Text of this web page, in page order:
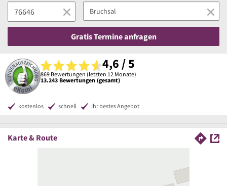
Gratis Termine anfragen
4,6 / 5
869 Bewertungen (letzten 12 Monate)
13.243 Bewertungen (gesamt)
kostenlos schnell Ihr bestes Angebot
Karte & Route